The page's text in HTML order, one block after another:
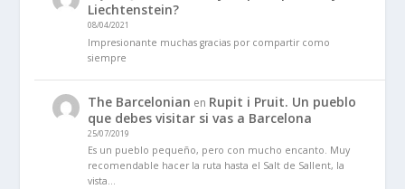
Liechtenstein?
08/04/2021
Impresionante muchas gracias por compartir como
siempre
The Barcelonian en Rupit i Pruit. Un pueblo
que debes visitar si vas a Barcelona
25/07/2019
Es un pueblo pequeño, pero con mucho encanto. Muy
recomendable hacer la ruta hasta el Salt de Sallent, la
vista…